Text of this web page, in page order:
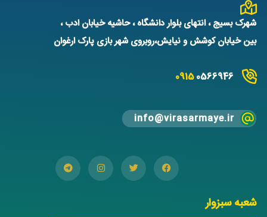
شهرک بسیج ، انتهای بلوار دانشگاه ، حاشیه خیابان ادب ،
بین خیابان کوشش و نیایش،روبروی شهر بازی پارک ارغوان
09150566946
info@virasarmaye.ir
شعبه سبزوار